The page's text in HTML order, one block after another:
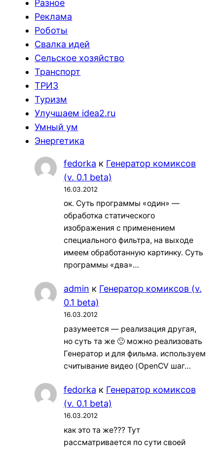
Разное
Реклама
Роботы
Свалка идей
Сельское хозяйство
Транспорт
ТРИЗ
Туризм
Улучшаем idea2.ru
Умный ум
Энергетика
fedorka к Генератор комиксов
(v. 0.1 beta)
16.03.2012
ок. Суть программы «один» —
обработка статического
изображения с применением
специального фильтра, на выходе
имеем обработанную картинку. Суть
программы «два»…
admin к Генератор комиксов (v.
0.1 beta)
16.03.2012
разумеется — реализация другая,
но суть та же 🙂 можно реализовать
Генератор и для фильма. используем
считывание видео (OpenCV шаг…
fedorka к Генератор комиксов
(v. 0.1 beta)
16.03.2012
как это та же??? Тут
рассматривается по сути своей